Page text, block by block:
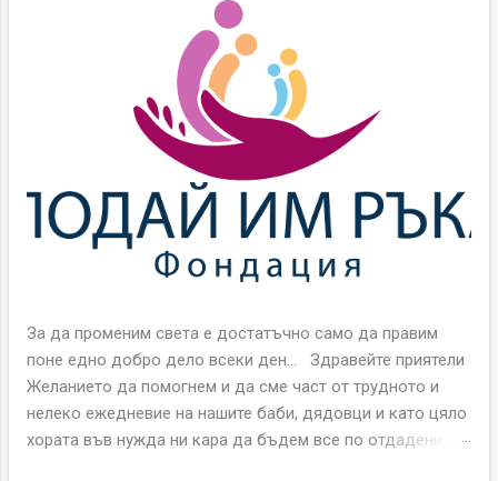
За да променим света е достатъчно само да правим
поне едно добро дело всеки ден... Здравейте приятели
Желанието да помогнем и да сме част от трудното и
нелеко ежедневие на нашите баби, дядовци и като цяло
хората във нужда ни кара да бъдем все по отдадени в